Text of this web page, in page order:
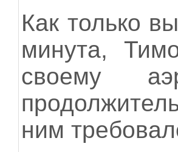
Как только
минута,
своему
ним